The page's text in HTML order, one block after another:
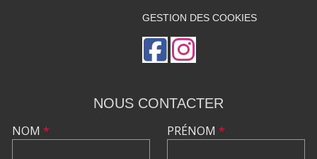
GESTION DES COOKIES
NOUS CONTACTER
NOM * PRÉNOM *